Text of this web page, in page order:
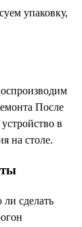
упаковку,
После
в
на столе.
сделать